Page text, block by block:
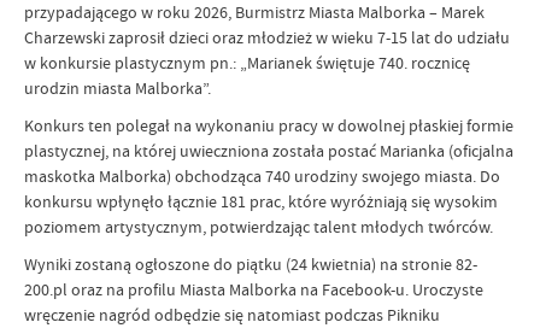
przypadającego w roku 2026, Burmistrz Miasta Malborka – Marek
Charzewski zaprosił dzieci oraz młodzież w wieku 7-15 lat do udziału
w konkursie plastycznym pn.: „Marianek świętuje 740. rocznicę
urodzin miasta Malborka”.
Konkurs ten polegał na wykonaniu pracy w dowolnej płaskiej formie
plastycznej, na której uwieczniona została postać Marianka (oficjalna
maskotka Malborka) obchodząca 740 urodziny swojego miasta. Do
konkursu wpłynęło łącznie 181 prac, które wyróżniają się wysokim
poziomem artystycznym, potwierdzając talent młodych twórców.
Wyniki zostaną ogłoszone do piątku (24 kwietnia) na stronie 82-
200.pl oraz na profilu Miasta Malborka na Facebook-u. Uroczyste
wręczenie nagród odbędzie się natomiast podczas Pikniku